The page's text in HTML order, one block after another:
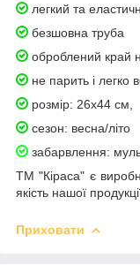
легкий та
безшовна труба
оброблений край
не парить і легко
розмір: 26х44 см,
сезон: весна/літо
забарвлення:
ТМ "Кіраса" є
якість нашої
Приховати